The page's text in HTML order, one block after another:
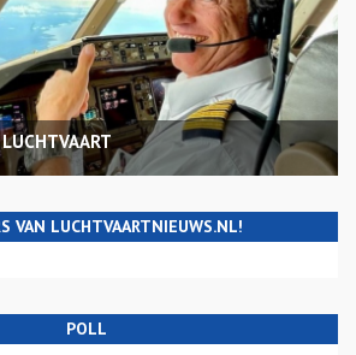
VAN LUCHTVAARTNIEUWS.NL!
POLL